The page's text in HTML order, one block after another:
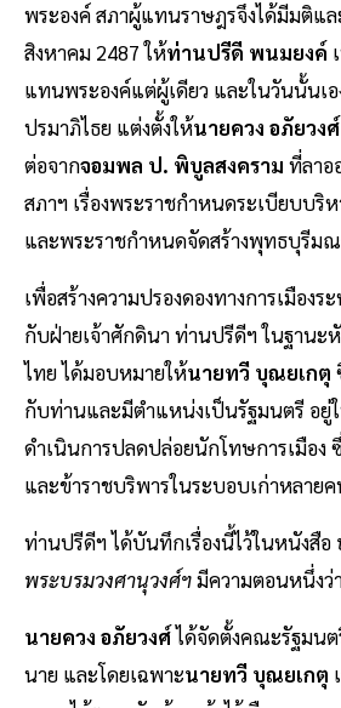
พระองค์ สภาผู้แทนราษฎรจึงได้มีมติแ
สิงหาคม 2487 ให้ท่านปรีดี พนมยงค์
แทนพระองค์แต่ผู้เดียว และในวันนั้นเ
ปรมาภิไธย แต่งตั้งให้นายควง อภัยวงศ์
ต่อจากจอมพล ป. พิบูลสงคราม ที่ลาอ
สภาฯ เรื่องพระราชกำหนดระเบียบบริ
และพระราชกำหนดจัดสร้างพุทธบุรีม
เพื่อสร้างความปรองดองทางการเมือง
กับฝ่ายเจ้าศักดินา ท่านปรีดีฯ ในฐานะ
ไทย ได้มอบหมายให้นายทวี บุณยเกตุ
กับท่านและมีตำแหน่งเป็นรัฐมนตรี อยู่
ดำเนินการปลดปล่อยนักโทษการเมือง
และข้าราชบริพารในระบอบเก่าหลาย
ท่านปรีดีฯ ได้บันทึกเรื่องนี้ไว้ในหนังสือ
พระบรมวงศานุวงศ์ฯมีความตอนหนึ่งว่
นายควง อภัยวงศ์ได้จัดตั้งคณะรัฐมน
นาย และโดยเฉพาะนายทวี บุณยเกตุ